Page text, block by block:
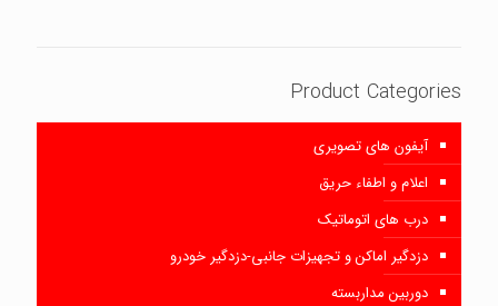
Product Categories
آیفون های تصویری
اعلام و اطفاء حریق
درب های اتوماتیک
دزدگیر اماکن و تجهیزات جانبی-دزدگیر خودرو
دوربین مداربسته